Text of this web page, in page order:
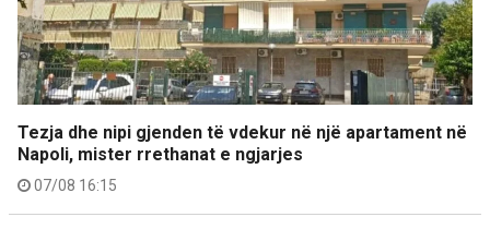
Tezja dhe nipi gjenden të vdekur në një apartament në
Napoli, mister rrethanat e ngjarjes
07/08 16:15